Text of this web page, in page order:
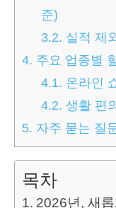
준)
3.2. 실적 제
4. 주요 업종별
4.1. 온라인
4.2. 생활 편
5. 자주 묻는 질
목차
2026년, 새